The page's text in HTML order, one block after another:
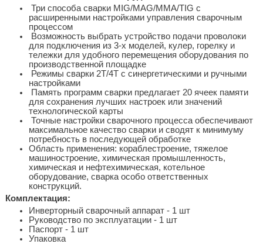
Три способа сварки MIG/MAG/MMA/TIG с
расширенными настройками управления сварочным
процессом
Возможность выбрать устройство подачи проволоки
для подключения из 3-х моделей, кулер, горелку и
тележки для удобного перемещения оборудования по
производственной площадке
Режимы сварки 2Т/4Т с синергетическими и ручными
настройками
Память программ сварки предлагает 20 ячеек памяти
для сохранения лучших настроек или значений
технологической карты
Точные настройки сварочного процесса обеспечивают
максимальное качество сварки и сводят к минимуму
потребность в последующей обработке
Область применения: кораблестроение, тяжелое
машиностроение, химическая промышленность,
химическая и нефтехимическая, котельное
оборудование, сварка особо ответственных
конструкций.
Комплектация:
Инверторный сварочный аппарат - 1 шт
Руководство по эксплуатации - 1 шт
Паспорт - 1 шт
Упаковка